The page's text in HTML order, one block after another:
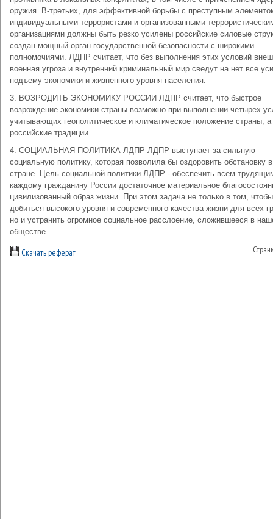
оружия. В-третьих, для эффективной борьбы с преступным
индивидуальными террористами и организованными
организациями должны быть резко усилены российские силовые
создан мощный орган государственной безопасности с широкими
полномочиями. ЛДПР считает, что без выполнения этих условий
военная угроза и внутренний криминальный мир сведут на нет все
подъему экономики и жизненного уровня населения.
3. ВОЗРОДИТЬ ЭКОНОМИКУ РОССИИ ЛДПР считает, что быстрое
возрождение экономики страны возможно при выполнении четырех
учитывающих геополитическое и климатическое положение страны, а
российские традиции.
4. СОЦИАЛЬНАЯ ПОЛИТИКА ЛДПР ЛДПР выступает за сильную
социальную политику, которая позволила бы оздоровить обстановку в
стране. Цель социальной политики ЛДПР - обеспечить всем
каждому гражданину России достаточное материальное
цивилизованный образ жизни. При этом задача не только в том, чтобы
добиться высокого уровня и современного качества жизни для всех
но и устранить огромное социальное расслоение, сложившееся в
обществе.
Скачать реферат